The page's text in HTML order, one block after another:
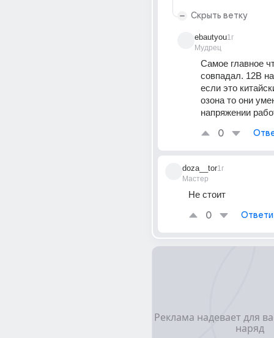
Скрыть ветку
ebautyou
Мудрец
1г
Самое главное
совпадал. 12В
если это
озона то они
напряжении
0
doza__tor
Мастер
1г
Не стоит
0